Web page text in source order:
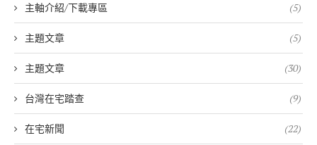
主軸介紹/下載專區 (5)
主題文章 (5)
主題文章 (30)
台灣在宅踏查 (9)
在宅新聞 (22)